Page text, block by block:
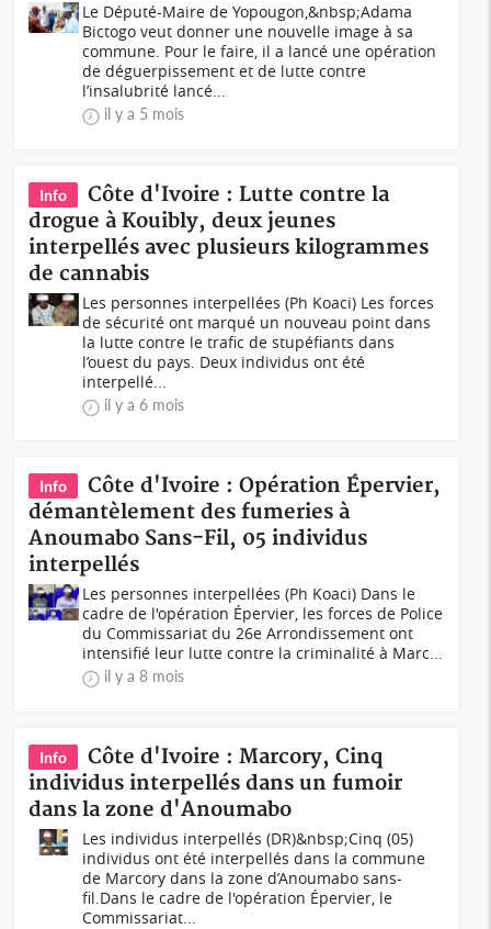
Le Député-Maire de Yopougon,&nbsp;Adama
Bictogo veut donner une nouvelle image à sa
commune. Pour le faire, il a lancé une opération
de déguerpissement et de lutte contre
l’insalubrité lancé...
il y a 5 mois
Info
Côte d'Ivoire : Lutte contre la
drogue à Kouibly, deux jeunes
interpellés avec plusieurs kilogrammes
de cannabis
Les personnes interpellées (Ph Koaci) Les forces
de sécurité ont marqué un nouveau point dans
la lutte contre le trafic de stupéfiants dans
l’ouest du pays. Deux individus ont été
interpellé...
il y a 6 mois
Info
Côte d'Ivoire : Opération Épervier,
démantèlement des fumeries à
Anoumabo Sans-Fil, 05 individus
interpellés
Les personnes interpellées (Ph Koaci) Dans le
cadre de l'opération Épervier, les forces de Police
du Commissariat du 26e Arrondissement ont
intensifié leur lutte contre la criminalité à Marc...
il y a 8 mois
Info
Côte d'Ivoire : Marcory, Cinq
individus interpellés dans un fumoir
dans la zone d'Anoumabo
Les individus interpellés (DR)&nbsp;Cinq (05)
individus ont été interpellés dans la commune
de Marcory dans la zone d’Anoumabo sans-
fil.Dans le cadre de l'opération Épervier, le
Commissariat...